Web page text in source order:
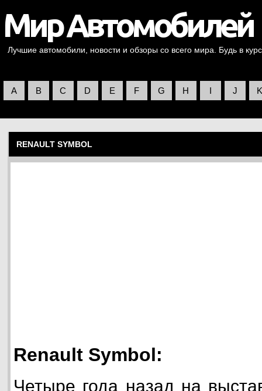
Лучшие автомобили, новости и обзоры со всего мира. Будь в
A B C D E F G H I J K
RENAULT SYMBOL
Renault Symbol:
Четыре года назад на